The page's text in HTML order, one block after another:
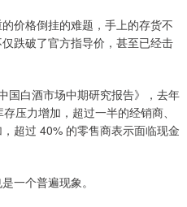
价格倒挂的难题，手上的存货不
跌破了官方指导价，甚至已经击
国白酒市场中期研究报告》，去年
压力增加，超过一半的经销商、
超过 40% 的零售商表示面临现金
一个普遍现象。